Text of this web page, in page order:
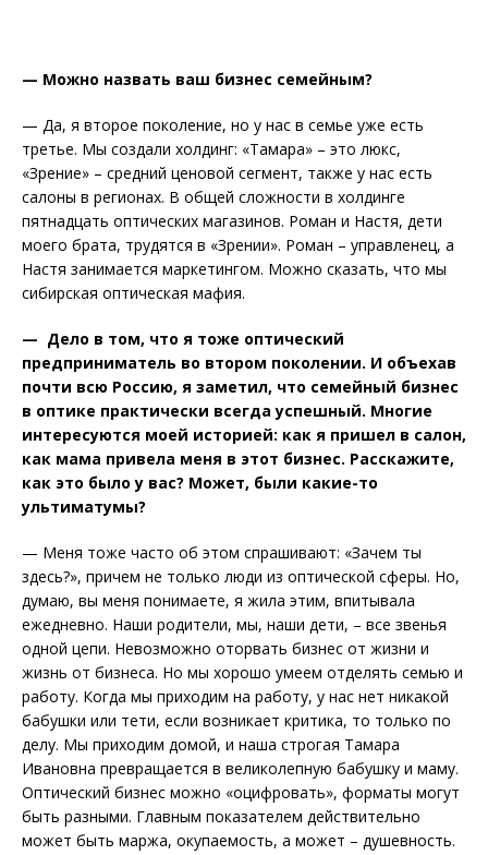
— Можно назвать ваш бизнес семейным?
— Да, я второе поколение, но у нас в семье уже есть
третье. Мы создали холдинг: «Тамара» – это люкс,
«Зрение» – средний ценовой сегмент, также у нас есть
салоны в регионах. В общей сложности в холдинге
пятнадцать оптических магазинов. Роман и Настя, дети
моего брата, трудятся в «Зрении». Роман – управленец, а
Настя занимается маркетингом. Можно сказать, что мы
сибирская оптическая мафия.
— Дело в том, что я тоже оптический
предприниматель во втором поколении. И объехав
почти всю Россию, я заметил, что семейный бизнес
в оптике практически все­гда успешный. Многие
интересуются моей историей: как я пришел в салон,
как мама привела меня в этот бизнес. Расскажите,
как это было у вас? Может, были какие-то
ультиматумы?
— Меня тоже часто об этом спрашивают: «Зачем ты
здесь?», причем не только люди из оптической сферы. Но,
думаю, вы меня понимаете, я жила этим, впитывала
ежедневно. Наши родители, мы, наши дети, – все звенья
одной цепи. Невозможно оторвать бизнес от жизни и
жизнь от бизнеса. Но мы хорошо умеем отделять семью и
работу. Когда мы приходим на работу, у нас нет никакой
бабушки или тети, если возникает критика, то только по
делу. Мы приходим домой, и наша строгая Тамара
Ивановна превращается в великолепную бабушку и маму.
Оптический бизнес можно «оцифровать», форматы могут
быть разными. Главным показателем действительно
может быть маржа, окупаемость, а может – душевность.